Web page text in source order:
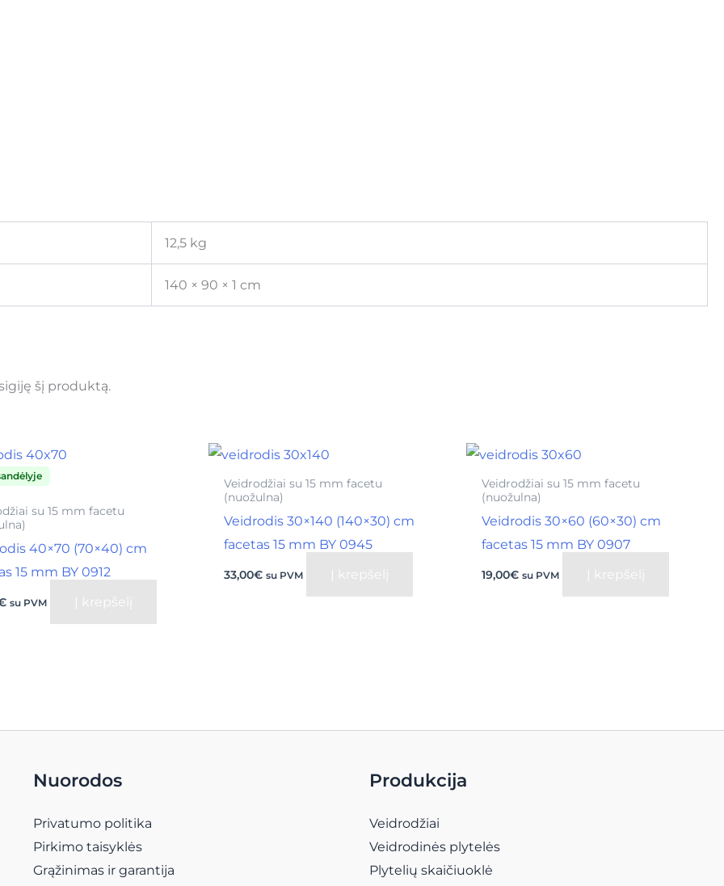
12,5 kg
140 × 90 × 1 cm
šį produktą.
su 15 mm facetu
40×70 (70×40) cm
15 mm BY 0912
su PVM Į krepšelį
Veidrodžiai su 15 mm facetu
(nuožulna)
Veidrodis 30×140 (140×30) cm
facetas 15 mm BY 0945
33,00€ su PVM Į krepšelį
Veidrodžiai su 15 mm facetu
(nuožulna)
Veidrodis 30×60 (60×30) cm
facetas 15 mm BY 0907
19,00€ su PVM Į krepšelį
Nuorodos
Privatumo politika
Pirkimo taisyklės
Grąžinimas ir garantija
Produkcija
Veidrodžiai
Veidrodinės plytelės
Plytelių skaičiuoklė